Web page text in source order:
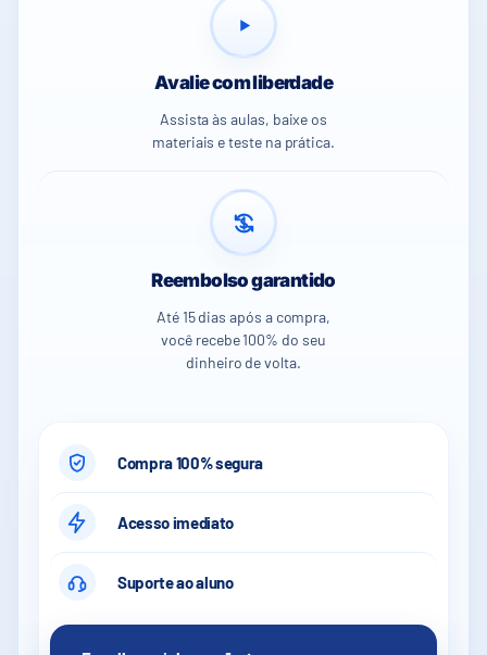
Avalie com liberdade
Assista às aulas, baixe os
materiais e teste na prática.
Reembolso garantido
Até 15 dias após a compra,
você recebe 100% do seu
dinheiro de volta.
Compra 100% segura
Acesso imediato
Suporte ao aluno